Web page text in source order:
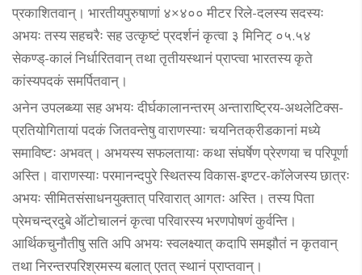
प्रकाशितवान्। भारतीयपुरुषाणां ४×४०० मीटर रिले-दलस्य सदस्यः
अभयः तस्य सहचरैः सह उत्कृष्टं प्रदर्शनं कृत्वा ३ मिनिट् ०५.५४
सेकण्ड्-कालं निर्धारितवान् तथा तृतीयस्थानं प्राप्त्वा भारतस्य कृते
कांस्यपदकं समर्पितवान्।
अनेन उपलब्ध्या सह अभयः दीर्घकालानन्तरम् अन्ताराष्ट्रिय-अथलेटिक्स-
प्रतियोगितायां पदकं जितवन्तेषु वाराणस्याः चयनितक्रीडकानां मध्ये
समाविष्टः अभवत्। अभयस्य सफलतायाः कथा संघर्षेण प्रेरणया च परिपूर्णा
अस्ति। वाराणस्याः परमानन्दपुरे स्थितस्य विकास-इण्टर-कॉलेजस्य छात्रः
अभयः सीमितसंसाधनयुक्तात् परिवारात् आगतः अस्ति। तस्य पिता
प्रेमचन्द्रदुबे ऑटोचालनं कृत्वा परिवारस्य भरणपोषणं कुर्वन्ति।
आर्थिकचुनौतीषु सति अपि अभयः स्वलक्ष्यात् कदापि समझौतं न कृतवान्
तथा निरन्तरपरिश्रमस्य बलात् एतत् स्थानं प्राप्तवान्।